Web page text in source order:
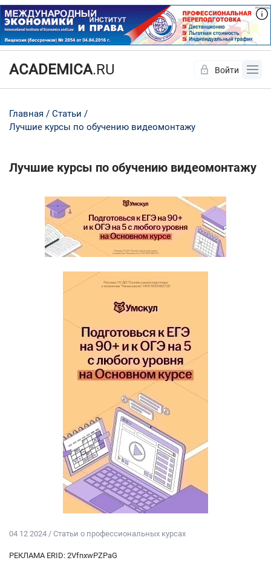
ACADEMICA.RU Войти
Главная
Статьи
Лучшие курсы по обучению видеомонтажу
Лучшие курсы по обучению видеомонтажу
04 12 2024 / Статьи о профессиональных курсах
РЕКЛАМА ERID: 2VfnxwPZPaG
Да Нет